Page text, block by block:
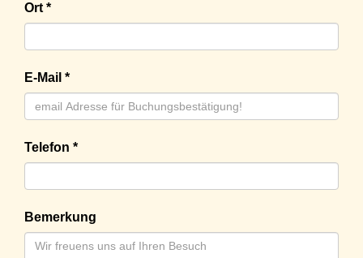
Ort *
E-Mail *
Telefon *
Bemerkung